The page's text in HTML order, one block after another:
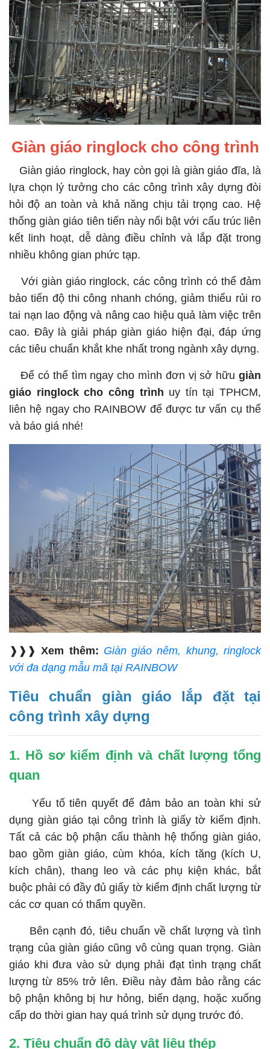
Giàn giáo ringlock cho công trình
Giàn giáo ringlock, hay còn gọi là giàn giáo đĩa, là
lựa chọn lý tưởng cho các công trình xây dựng đòi
hỏi độ an toàn và khả năng chịu tải trọng cao. Hệ
thống giàn giáo tiên tiến này nổi bật với cấu trúc liên
kết linh hoạt, dễ dàng điều chỉnh và lắp đặt trong
nhiều không gian phức tạp.
Với giàn giáo ringlock, các công trình có thể đảm
bảo tiến độ thi công nhanh chóng, giảm thiểu rủi ro
tai nạn lao động và nâng cao hiệu quả làm việc trên
cao. Đây là giải pháp giàn giáo hiện đại, đáp ứng
các tiêu chuẩn khắt khe nhất trong ngành xây dựng.
Để có thể tìm ngay cho mình đơn vị sở hữu giàn
giáo ringlock cho công trình uy tín tại TPHCM,
liên hệ ngay cho RAINBOW để được tư vấn cụ thể
và báo giá nhé!
❱❱❱Xem thêm: Giàn giáo nêm, khung, ringlock
với đa dạng mẫu mã tại RAINBOW
Tiêu chuẩn giàn giáo lắp đặt tại
công trình xây dựng
1. Hồ sơ kiểm định và chất lượng tổng
quan
Yếu tố tiên quyết để đảm bảo an toàn khi sử
dụng giàn giáo tại công trình là giấy tờ kiểm định.
Tất cả các bộ phận cấu thành hệ thống giàn giáo,
bao gồm giàn giáo, cùm khóa, kích tăng (kích U,
kích chân), thang leo và các phụ kiện khác, bắt
buộc phải có đầy đủ giấy tờ kiểm định chất lượng từ
các cơ quan có thẩm quyền.
Bên cạnh đó, tiêu chuẩn về chất lượng và tình
trạng của giàn giáo cũng vô cùng quan trọng. Giàn
giáo khi đưa vào sử dụng phải đạt tình trạng chất
lượng từ 85% trở lên. Điều này đảm bảo rằng các
bộ phận không bị hư hỏng, biến dạng, hoặc xuống
cấp do thời gian hay quá trình sử dụng trước đó.
2. Tiêu chuẩn độ dày vật liệu thép